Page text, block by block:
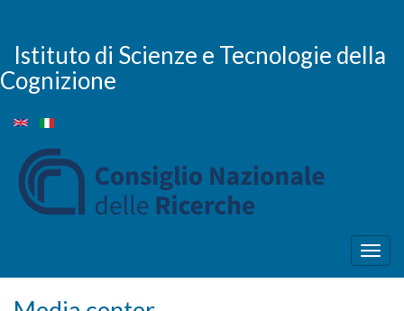
contenuto
principale
Istituto di Scienze e Tecnologie della
Cognizione